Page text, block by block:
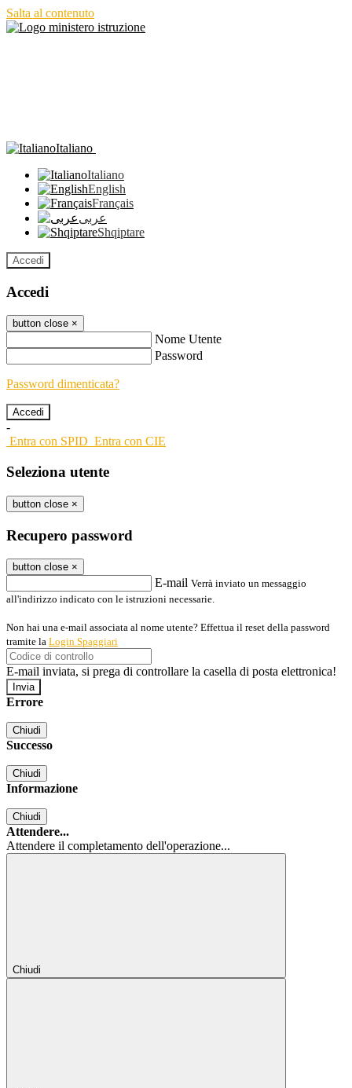
Salta al contenuto
Italiano
Italiano
English
Français
عربى
Shqiptare
Accedi
Accedi
button close ×
Nome Utente
Password
Password dimenticata?
-
Entra con SPID Entra con CIE
Seleziona utente
button close ×
Recupero password
button close ×
E-mail Verrà inviato un messaggio
all'indirizzo indicato con le istruzioni necessarie.
Non hai una e-mail associata al nome utente? Effettua il reset della password
tramite la Login Spaggiari
E-mail inviata, si prega di controllare la casella di posta elettronica!
Errore
Chiudi
Successo
Chiudi
Informazione
Chiudi
Attendere...
Attendere il completamento dell'operazione...
Chiudi